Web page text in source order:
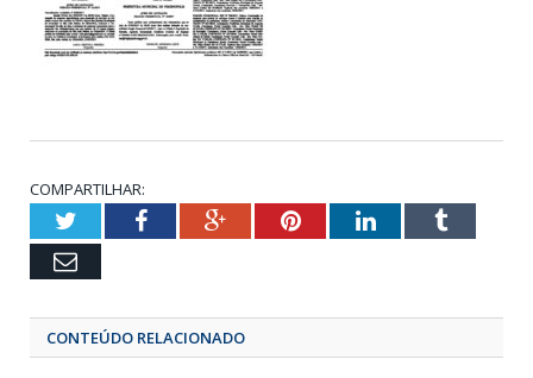
COMPARTILHAR:
TwitterFacebookGoogle+Pinterest
LinkedIn
Email
CONTEÚDO RELACIONADO